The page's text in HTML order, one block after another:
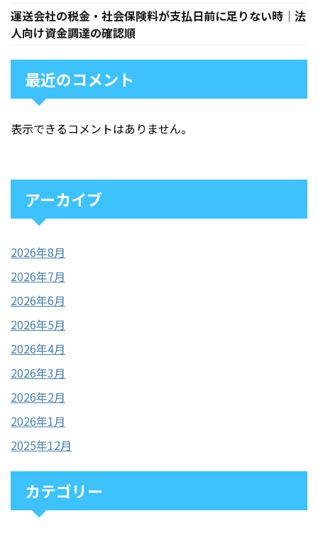
運送会社の税金・社会保険料が支払日前に足りない時｜法
人向け資金調達の確認順
最近のコメント
表示できるコメントはありません。
アーカイブ
2026年8月
2026年7月
2026年6月
2026年5月
2026年4月
2026年3月
2026年2月
2026年1月
2025年12月
カテゴリー